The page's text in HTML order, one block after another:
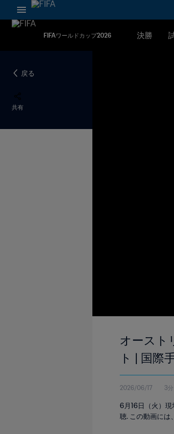
FIFAワールドカップ2026 決勝
戻る
共有
オースト
ト | 国際
2026/06/17 3
6月16日（火）
聴. この動画には